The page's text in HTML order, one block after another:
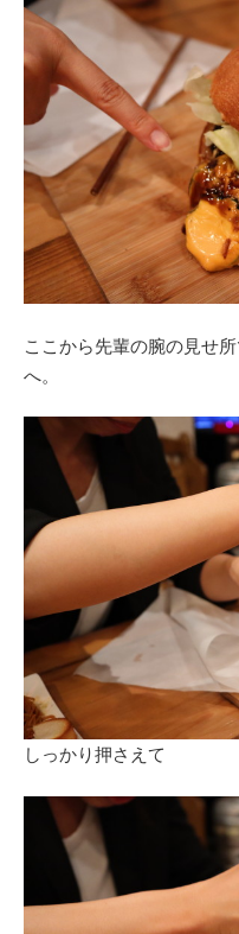
ここから先輩の腕の見せ
へ。
しっかり押さえて